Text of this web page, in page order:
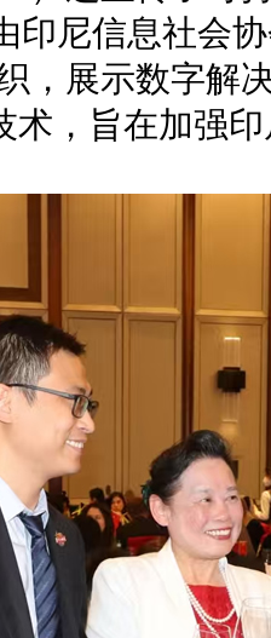
尼信息社会
，展示数字解
术，旨在加强